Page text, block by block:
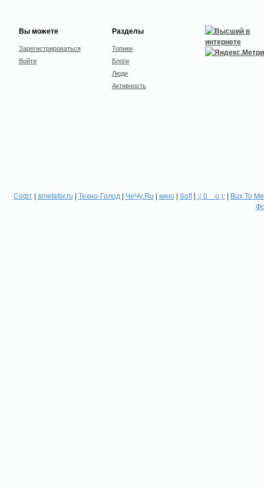
Вы можете
Зарегистрироваться
Войти
Разделы
Топики
Блоги
Люди
Активность
Софт| smetafor.ru | Техно-Голод | ЧеЧу.Ru | кино| Soft| :( 0 _ о ):| Bux To Me